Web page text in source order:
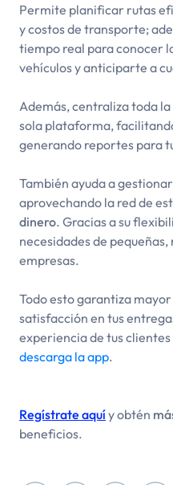
Permite planificar rutas
y costos de transporte;
tiempo real para conocer
vehículos y anticiparte a
Además, centraliza toda
sola plataforma,
generando reportes para
También ayuda a
aprovechando la red de
dinero. Gracias a su
necesidades de
empresas.
Todo esto garantiza
satisfacción en tus
experiencia de tus
descarga la app.
Regístrate aquíy obtén
beneficios.